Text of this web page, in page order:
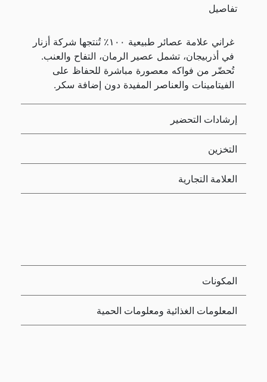
تفاصيل
غراني علامة عصائر طبيعية ١٠٠٪ تُنتجها شركة أزنار
في أذربيجان، تشمل عصير الرمان، التفاح والعنب.
تُحضّر من فواكه معصورة مباشرة للحفاظ على
الفيتامينات والعناصر المفيدة دون إضافة سكر.
إرشادات التحضير
التخزين
العلامة التجارية
المكونات
المعلومات الغذائية ومعلومات الحمية